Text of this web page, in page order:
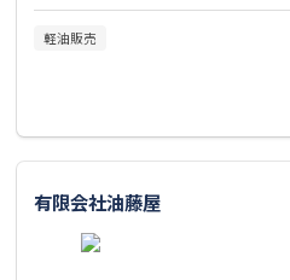
軽油販売
有限会社油藤屋